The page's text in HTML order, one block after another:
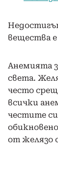
вещества
Анемията
света.
често
всички
честите
от желязо